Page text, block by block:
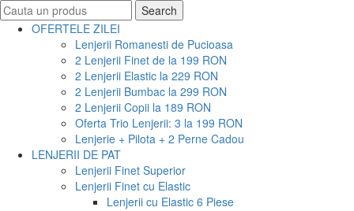
Search
for:
Search
OFERTELE ZILEI
Lenjerii Romanesti de Pucioasa
2 Lenjerii Finet de la 199 RON
2 Lenjerii Elastic la 229 RON
2 Lenjerii Bumbac la 299 RON
2 Lenjerii Copii la 189 RON
Oferta Trio Lenjerii: 3 la 199 RON
Lenjerie + Pilota + 2 Perne Cadou
LENJERII DE PAT
Lenjerii Finet Superior
Lenjerii Finet cu Elastic
Lenjerii cu Elastic 6 Piese